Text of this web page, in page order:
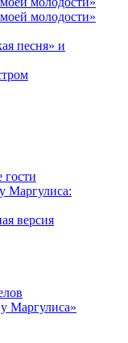
молодости»
песня» и
Маргулиса:
версия
Маргулиса»